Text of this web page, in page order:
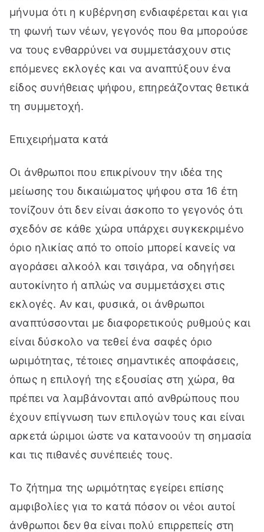
μήνυμα ότι η κυβέρνηση ενδιαφέρεται και για
τη φωνή των νέων, γεγονός που θα μπορούσε
να τους ενθαρρύνει να συμμετάσχουν στις
επόμενες εκλογές και να αναπτύξουν ένα
είδος συνήθειας ψήφου, επηρεάζοντας θετικά
τη συμμετοχή.
Επιχειρήματα κατά
Οι άνθρωποι που επικρίνουν την ιδέα της
μείωσης του δικαιώματος ψήφου στα 16 έτη
τονίζουν ότι δεν είναι άσκοπο το γεγονός ότι
σχεδόν σε κάθε χώρα υπάρχει συγκεκριμένο
όριο ηλικίας από το οποίο μπορεί κανείς να
αγοράσει αλκοόλ και τσιγάρα, να οδηγήσει
αυτοκίνητο ή απλώς να συμμετάσχει στις
εκλογές. Αν και, φυσικά, οι άνθρωποι
αναπτύσσονται με διαφορετικούς ρυθμούς και
είναι δύσκολο να τεθεί ένα σαφές όριο
ωριμότητας, τέτοιες σημαντικές αποφάσεις,
όπως η επιλογή της εξουσίας στη χώρα, θα
πρέπει να λαμβάνονται από ανθρώπους που
έχουν επίγνωση των επιλογών τους και είναι
αρκετά ώριμοι ώστε να κατανοούν τη σημασία
και τις πιθανές συνέπειές τους.
Το ζήτημα της ωριμότητας εγείρει επίσης
αμφιβολίες για το κατά πόσον οι νέοι αυτοί
άνθρωποι δεν θα είναι πολύ επιρρεπείς στη